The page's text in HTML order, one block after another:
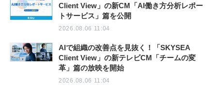
Client View」の新CM「AI働き方分析レポー
トサービス」篇を公開
2026.08.06 11:04
AIで組織の改善点を見抜く！「SKYSEA
Client View」の新テレビCM「チームの変
革」篇の放映を開始
2026.08.06 11:04